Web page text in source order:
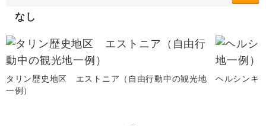
なし
タリン歴史地区 エストニア（自由行動中の観光地
一例）
ヘルシンキ